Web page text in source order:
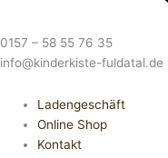
0157 – 58 55 76 35
info@kinderkiste-fuldatal.de
Ladengeschäft
Online Shop
Kontakt